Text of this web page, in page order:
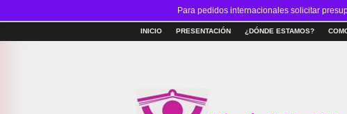
INICIO PRESENTACIÓN ¿DÓNDE ESTAMOS?
Para pedidos internacionales solicitar